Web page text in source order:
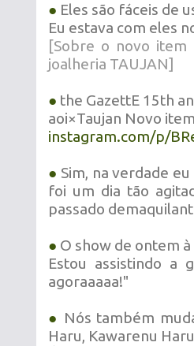
● Eles são fáceis de
Eu estava com eles
[Sobre o novo item
joalheria TAUJAN]
● the GazettE 15th
aoi×Taujan Novo
instagram.com/p/
● Sim, na verdade
foi um dia tão
passado
● O show de ontem
Estou assistindo a
agoraaaaa!"
● Nós também
Haru, Kawarenu